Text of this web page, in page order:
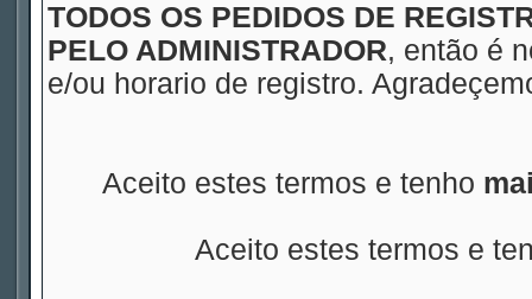
TODOS OS PEDIDOS DE
PELO ADMINISTRADOR, então é
e/ou horario de registro.
Aceito estes termos e tenho
Aceito estes termos e